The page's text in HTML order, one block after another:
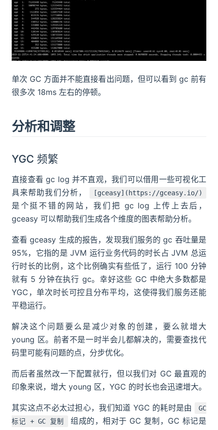
单次 GC 方面并不能直接看出问题，但可以看到 gc 前有
很多次 18ms 左右的停顿。
分析和调整
YGC 频繁
直接查看 gc log 并不直观，我们可以借用一些可视化工
具来帮助我们分析，
[gceasy](https://gceasy.io/)
是个挺不错的网站，我们把 gc log 上传上去后，
gceasy 可以帮助我们生成各个维度的图表帮助分析。
查看 gceasy 生成的报告，发现我们服务的 gc 吞吐量是
95%，它指的是 JVM 运行业务代码的时长占 JVM 总运
行时长的比例，这个比例确实有些低了，运行 100 分钟
就有 5 分钟在执行 gc。幸好这些 GC 中绝大多数都是
YGC，单次时长可控且分布平均，这使得我们服务还能
平稳运行。
解决这个问题要么是减少对象的创建，要么就增大
young 区。前者不是一时半会儿都解决的，需要查找代
码里可能有问题的点，分步优化。
而后者虽然改一下配置就行，但以我们对 GC 最直观的
印象来说，增大 young 区，YGC 的时长也会迅速增大。
其实这点不必太过担心，我们知道 YGC 的耗时是由
GC
标记 + GC 复制
组成的，相对于 GC 复制，GC 标记是